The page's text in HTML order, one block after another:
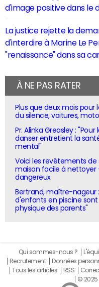
d'image positive dans le
La justice rejette la
d'interdire à Marine Le
"renaissance" dans sa
À NE PAS RATER
Plus que deux mois pour
du silence, voitures,
Pr. Alinka Greasley :
danser entretient la
mental"
Voici les revêtements de
maison facile à
dangereux
Bertrand, maître-nageur
d'enfants en piscine
physique des parents"
Qui sommes-nous ?
Recrutement
Données
Tous les articles
RSS
© 2025